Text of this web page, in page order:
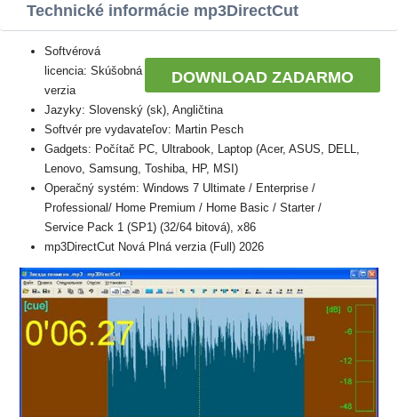
Technické informácie mp3DirectCut
DOWNLOAD ZADARMO
Softvérová
licencia: Skúšobná
verzia
Jazyky: Slovenský (sk), Angličtina
Softvér pre vydavateľov: Martin Pesch
Gadgets: Počítač PC, Ultrabook, Laptop (Acer, ASUS, DELL,
Lenovo, Samsung, Toshiba, HP, MSI)
Operačný systém: Windows 7 Ultimate / Enterprise /
Professional/ Home Premium / Home Basic / Starter /
Service Pack 1 (SP1) (32/64 bitová), x86
mp3DirectCut Nová Plná verzia (Full) 2026